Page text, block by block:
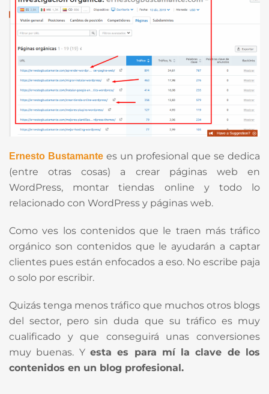
Ernesto Bustamantees un profesional que se dedica
(entre otras cosas) a crear páginas web en
WordPress, montar tiendas online y todo lo
relacionado con WordPress y páginas web.
Como ves los contenidos que le traen más tráfico
orgánico son contenidos que le ayudarán a captar
clientes pues están enfocados a eso. No escribe paja
o solo por escribir.
Quizás tenga menos tráfico que muchos otros blogs
del sector, pero sin duda que su tráfico es muy
cualificado y que conseguirá unas conversiones
muy buenas. Y esta es para mí la clave de los
contenidos en un blog profesional.